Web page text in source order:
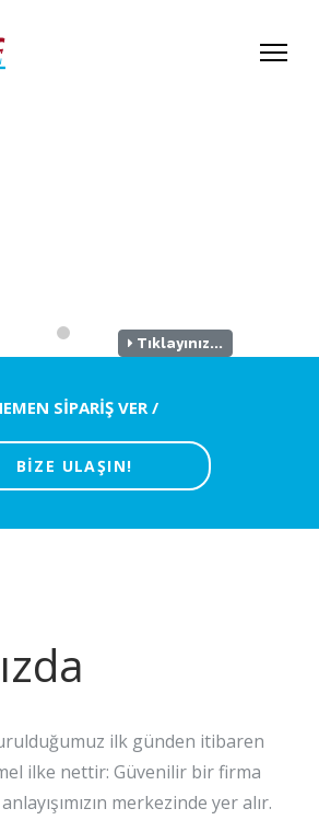
Tıklayınız...
SİPARİŞ VER /
BİZE ULAŞIN!
ilk günden itibaren
ilke nettir: Güvenilir bir firma
merkezinde yer alır.